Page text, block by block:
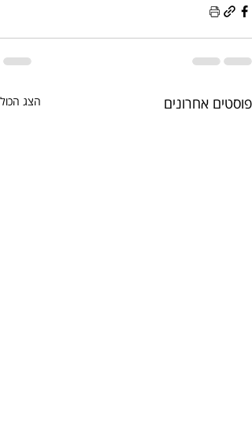
פוסטים אחרונים הצג הכול